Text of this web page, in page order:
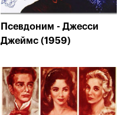
Псевдоним - Джесси
Джеймс (1959)